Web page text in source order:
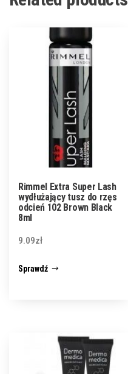
Rimmel Extra Super Lash
wydłużający tusz do rzęs
odcień 102 Brown Black
8ml
9.09zł
Sprawdź